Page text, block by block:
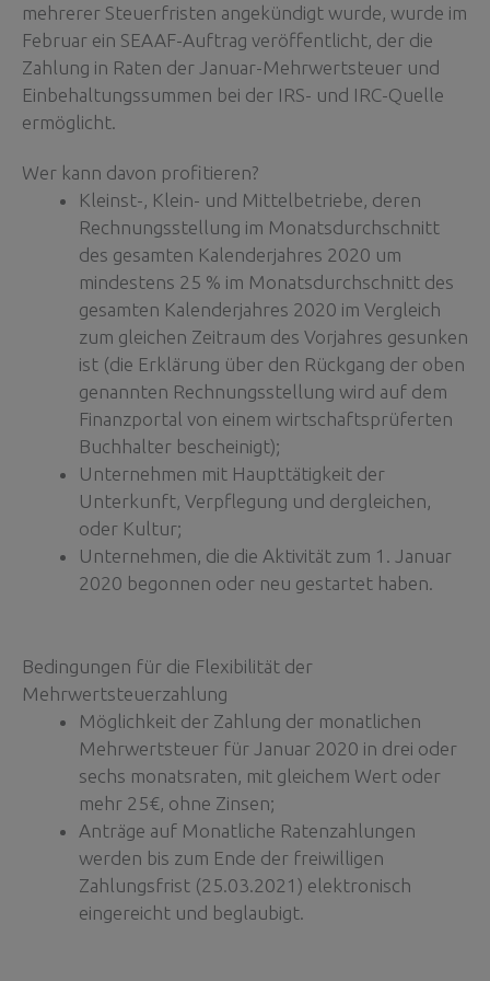
mehrerer Steuerfristen angekündigt wurde, wurde im
Februar ein SEAAF-Auftrag veröffentlicht, der die
Zahlung in Raten der Januar-Mehrwertsteuer und
Einbehaltungssummen bei der IRS- und IRC-Quelle
ermöglicht.
Wer kann davon profitieren?
Kleinst-, Klein- und Mittelbetriebe, deren
Rechnungsstellung im Monatsdurchschnitt
des gesamten Kalenderjahres 2020 um
mindestens 25 % im Monatsdurchschnitt des
gesamten Kalenderjahres 2020 im Vergleich
zum gleichen Zeitraum des Vorjahres gesunken
ist (die Erklärung über den Rückgang der oben
genannten Rechnungsstellung wird auf dem
Finanzportal von einem wirtschaftsprüferten
Buchhalter bescheinigt);
Unternehmen mit Haupttätigkeit der
Unterkunft, Verpflegung und dergleichen,
oder Kultur;
Unternehmen, die die Aktivität zum 1. Januar
2020 begonnen oder neu gestartet haben.
Bedingungen für die Flexibilität der
Mehrwertsteuerzahlung
Möglichkeit der Zahlung der monatlichen
Mehrwertsteuer für Januar 2020 in drei oder
sechs monatsraten, mit gleichem Wert oder
mehr 25€, ohne Zinsen;
Anträge auf Monatliche Ratenzahlungen
werden bis zum Ende der freiwilligen
Zahlungsfrist (25.03.2021) elektronisch
eingereicht und beglaubigt.